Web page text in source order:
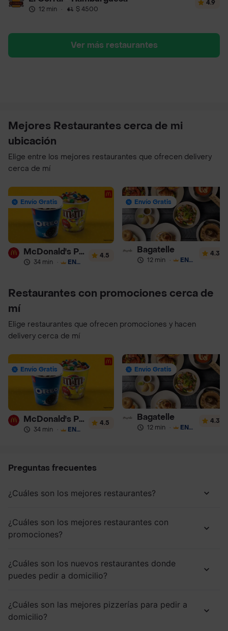
12 min · $ 4500
4.9
Ver más restaurantes
Mejores Restaurantes cerca de mi
ubicación
Elige entre los mejores restaurantes que ofrecen delivery
cerca de mí
Envío Gratis
McDonald's Postres
34 min · ENVÍO GRATIS
4.5
Envío Gratis
Bagatelle
12 min · ENVÍO GRATIS
4.3
Restaurantes con promociones cerca de
mí
Elige restaurantes que ofrecen promociones y hacen
delivery cerca de mí
Envío Gratis
McDonald's Postres
34 min · ENVÍO GRATIS
4.5
Envío Gratis
Bagatelle
12 min · ENVÍO GRATIS
4.3
Preguntas frecuentes
¿Cuáles son los mejores restaurantes?
¿Cuáles son los mejores restaurantes con
promociones?
¿Cuáles son los nuevos restaurantes donde
puedes pedir a domicilio?
¿Cuáles son las mejores pizzerías para pedir a
domicilio?